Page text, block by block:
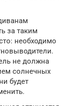
за таким
необходимо
не должна
солнечных
будет